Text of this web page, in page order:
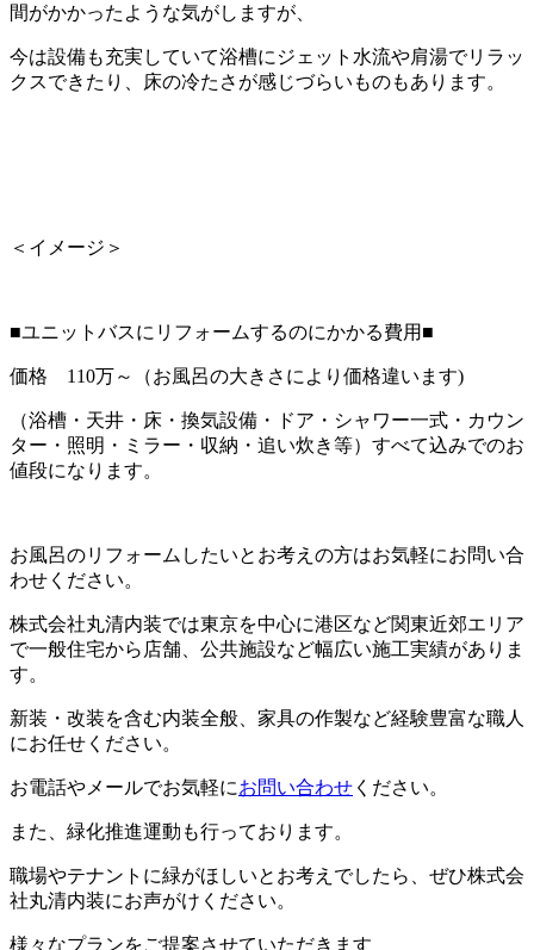
間がかかったような気がしますが、
今は設備も充実していて浴槽にジェット水流や肩湯でリラッ
クスできたり、床の冷たさが感じづらいものもあります。
＜イメージ＞
■ユニットバスにリフォームするのにかかる費用■
価格 110万～（お風呂の大きさにより価格違います)
（浴槽・天井・床・換気設備・ドア・シャワー一式・カウン
ター・照明・ミラー・収納・追い炊き等）すべて込みでのお
値段になります。
お風呂のリフォームしたいとお考えの方はお気軽にお問い合
わせください。
株式会社丸清内装では東京を中心に港区など関東近郊エリア
で一般住宅から店舗、公共施設など幅広い施工実績がありま
す。
新装・改装を含む内装全般、家具の作製など経験豊富な職人
にお任せください。
お電話やメールでお気軽にお問い合わせ ください。
また、緑化推進運動も行っております。
職場やテナントに緑がほしいとお考えでしたら、ぜひ株式会
社丸清内装にお声がけください。
様々なプランをご提案させていただきます